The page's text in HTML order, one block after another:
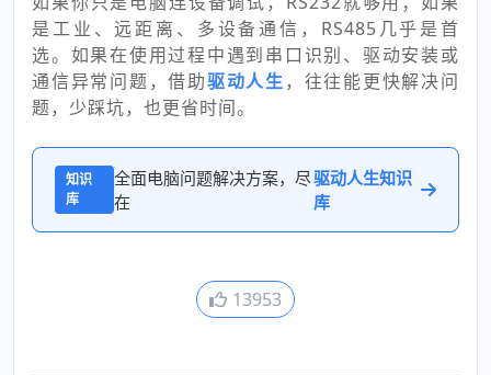
是工业、远距离、多设备通信，RS485几乎是首
选。如果在使用过程中遇到串口识别、驱动安装或
通信异常问题，借助驱动人生 ，往往能更快解决问
题，少踩坑，也更省时间。
知识
库
全面电脑问题解决方案，尽
在
驱动人生知识
库
13953